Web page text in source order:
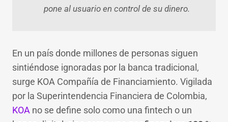
pone al usuario en control de su dinero.
En un país donde millones de personas siguen
sintiéndose ignoradas por la banca tradicional,
surge KOA Compañía de Financiamiento. Vigilada
por la Superintendencia Financiera de Colombia,
KOA no se define solo como una fintech o un